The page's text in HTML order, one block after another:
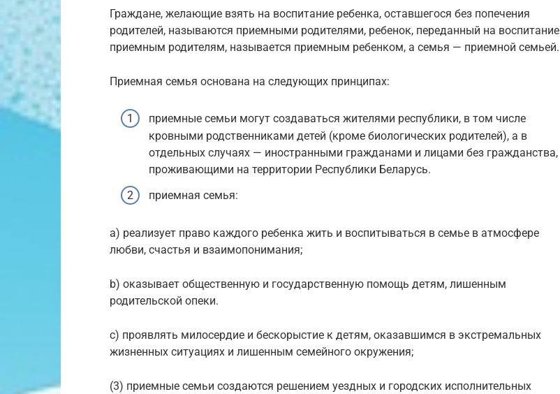
Граждане, желающие взять на воспитание ребенка, оставшегося без попечения
родителей, называются приемными родителями, ребенок, переданный на воспитание
приемным родителям, называется приемным ребенком, а семья — приемной семьей.
Приемная семья основана на следующих принципах:
приемные семьи могут создаваться жителями республики, в том числе
кровными родственниками детей (кроме биологических родителей), а в
отдельных случаях — иностранными гражданами и лицами без гражданства,
проживающими на территории Республики Беларусь.
приемная семья:
a) реализует право каждого ребенка жить и воспитываться в семье в атмосфере
любви, счастья и взаимопонимания;
b) оказывает общественную и государственную помощь детям, лишенным
родительской опеки.
c) проявлять милосердие и бескорыстие к детям, оказавшимся в экстремальных
жизненных ситуациях и лишенным семейного окружения;
(3) приемные семьи создаются решением уездных и городских исполнительных